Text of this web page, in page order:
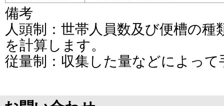
備考
人頭制：世帯人員数及び便槽の
を計算します。
従量制：収集した量などによっ